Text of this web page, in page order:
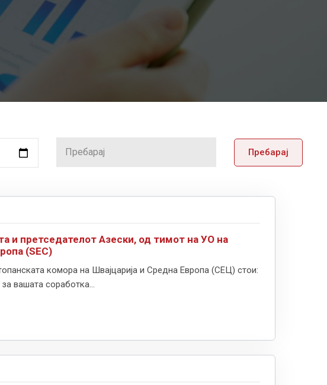
Пребарај
и претседателот Азески, од тимот на УО на
(SEC)
комора на Швајцарија и Средна Европа (СЕЦ) стои:
вашата соработка...